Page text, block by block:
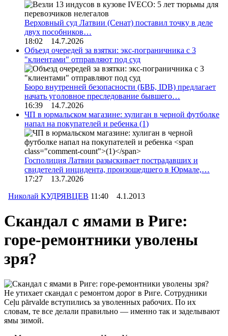
Верховный суд Латвии (Сенат) поставил точку в деле
двух пособников…
18:02 14.7.2026
Объезд очередей за взятки: экс-пограничника с 3
"клиентами" отправляют под суд
Бюро внутренней безопасности (БВБ, IDB) предлагает
начать уголовное преследование бывшего…
16:39 14.7.2026
ЧП в юрмальском магазине: хулиган в черной футболке
напал на покупателей и ребенка (1)
Госполиция Латвии разыскивает пострадавших и
свидетелей инцидента, произошедшего в Юрмале,…
17:27 13.7.2026
Николай КУДРЯВЦЕВ 11:40 4.1.2013
Скандал с ямами в Риге:
горе-ремонтники уволены
зря?
Не утихает скандал с ремонтом дорог в Риге. Сотрудники
Ceļu pārvalde вступились за уволенных рабочих. По их
словам, те все делали правильно — именно так и заделывают
ямы зимой.